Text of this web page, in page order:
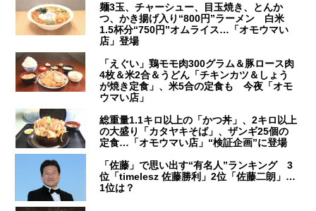
麺3玉、チャーシュー、目玉焼き、とんか
つ、かき揚げ入り“800円”ラーメン 白米
1.5杯分“750円”オムライス…「オモウマい
店」登場
「えぐい」鶏モモ肉300グラム＆豚ロース肉
4枚＆米2合＆うどん「チキンカツ＆しょう
が焼き定食」、米5合の定食も 今夜「オモ
ウマい店」
総重量1.1キロ以上の「かつ丼」、2キロ以上
の大盛り「カタヤキそば」、ザンギ25個の
定食…「オモウマい店」“検証企画”に登場
「佐藤」で思い出す“有名人”ランキング 3
位「timelesz 佐藤勝利」2位「佐藤二朗」…
1位は？